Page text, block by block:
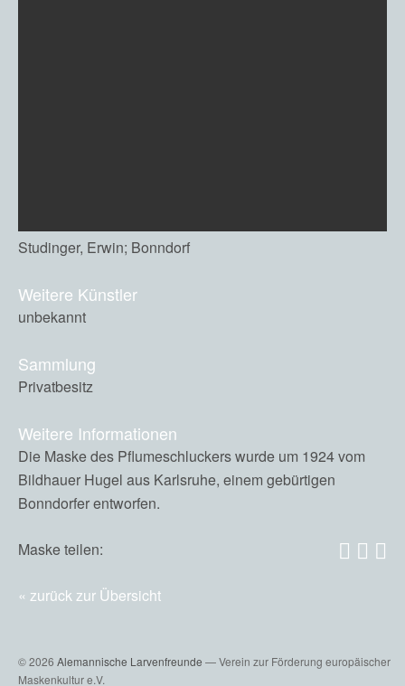
Studinger, Erwin; Bonndorf
Weitere Künstler
unbekannt
Sammlung
Privatbesitz
Weitere Informationen
Die Maske des Pflumeschluckers wurde um 1924 vom
Bildhauer Hugel aus Karlsruhe, einem gebürtigen
Bonndorfer entworfen.
Maske teilen:
zurück zur Übersicht
© 2026 Alemannische Larvenfreunde — Verein zur Förderung europäischer
Maskenkultur e.V.